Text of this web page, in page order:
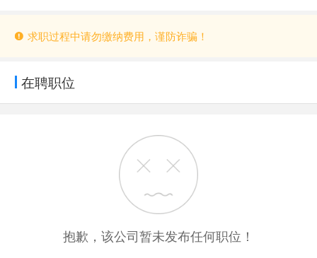
求职过程中请勿缴纳费用，谨防诈骗！
在聘职位
抱歉，该公司暂未发布任何职位！